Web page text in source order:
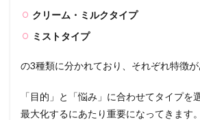
クリーム・ミルクタイプ
ミストタイプ
の3種類に分かれており、それぞれ特徴が
「目的」と「悩み」に合わせてタイプを
最大化するにあたり重要になってきます。